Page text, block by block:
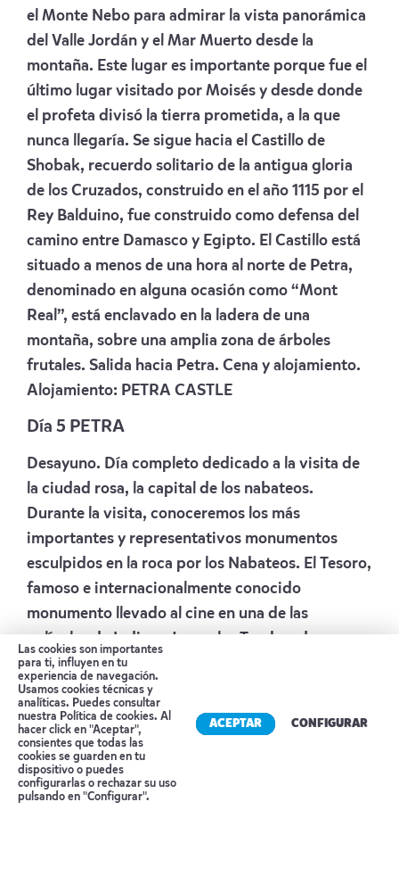
el Monte Nebo para admirar la vista panorámica
del Valle Jordán y el Mar Muerto desde la
montaña. Este lugar es importante porque fue el
último lugar visitado por Moisés y desde donde
el profeta divisó la tierra prometida, a la que
nunca llegaría. Se sigue hacia el Castillo de
Shobak, recuerdo solitario de la antigua gloria
de los Cruzados, construido en el año 1115 por el
Rey Balduino, fue construido como defensa del
camino entre Damasco y Egipto. El Castillo está
situado a menos de una hora al norte de Petra,
denominado en alguna ocasión como “Mont
Real”, está enclavado en la ladera de una
montaña, sobre una amplia zona de árboles
frutales. Salida hacia Petra. Cena y alojamiento.
Alojamiento: PETRA CASTLE
Día 5 PETRA
Desayuno. Día completo dedicado a la visita de
la ciudad rosa, la capital de los nabateos.
Durante la visita, conoceremos los más
importantes y representativos monumentos
esculpidos en la roca por los Nabateos. El Tesoro,
famoso e internacionalmente conocido
monumento llevado al cine en una de las
películas de Indiana Jones, las Tumbas de
Colores, las Tumbas reales… Petra es uno de esos
lugares del mundo en el que al menos hay que ir
una vez en la vida. Al finalizar la visita, ya por la
tarde, regreso al hotel. Cena y alojamiento.
Alojamiento:PETRA CASTLE
Día 6 PETRA – PEQUEÑA PETRA – WADI
Reserva tu cita
Las cookies son importantes
para ti, influyen en tu
experiencia de navegación.
Usamos cookies técnicas y
analíticas. Puedes consultar
nuestra Política de cookies. Al
hacer click en "Aceptar",
consientes que todas las
cookies se guarden en tu
dispositivo o puedes
configurarlas o rechazar su uso
pulsando en "Configurar".
ACEPTAR CONFIGURAR